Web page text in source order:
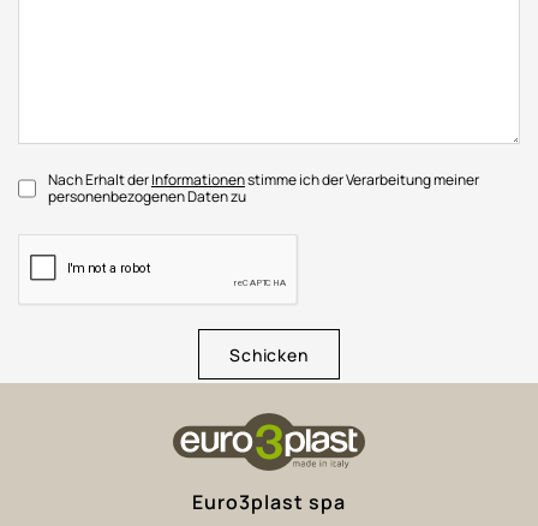
Nach Erhalt derInformationenstimme ich der Verarbeitung meiner
personenbezogenen Daten zu
Schicken
Euro3plast spa